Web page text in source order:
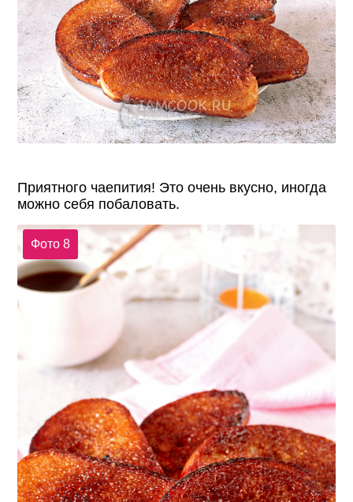
Приятного чаепития! Это очень вкусно, иногда
можно себя побаловать.
Фото 8